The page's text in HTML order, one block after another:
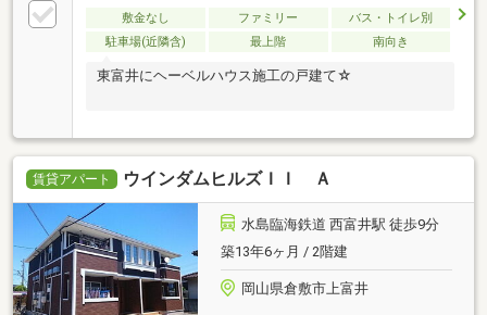
敷金なし ファミリー
バス・トイレ別
駐車場(近隣含)
最上階 南向き
東富井にヘーベルハウス施工の戸建て☆
賃貸アパート ウインダムヒルズＩＩ Ａ
水島臨海鉄道 西富井駅 徒歩9分
築13年6ヶ月 / 2階建
岡山県倉敷市上富井